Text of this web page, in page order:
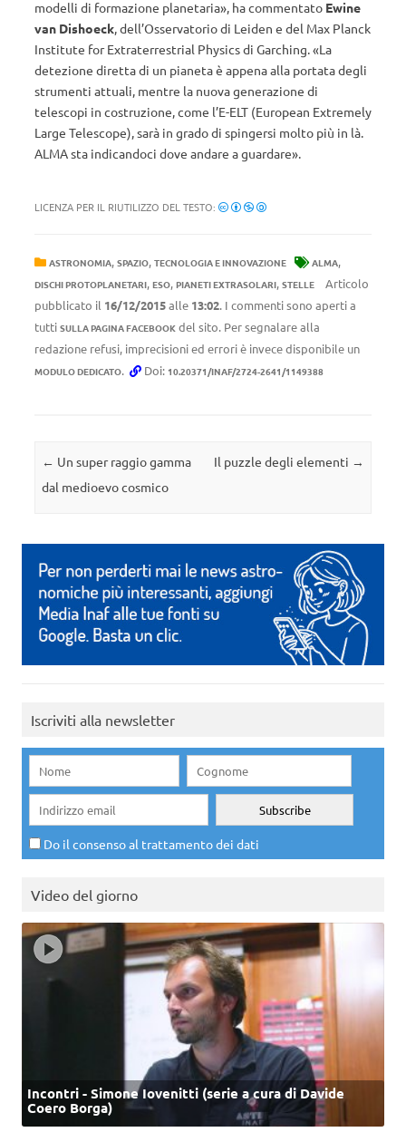
modelli di formazione planetaria», ha commentato Ewine
van Dishoeck, dell’Osservatorio di Leiden e del Max Planck
Institute for Extraterrestrial Physics di Garching. «La
detezione diretta di un pianeta è appena alla portata degli
strumenti attuali, mentre la nuova generazione di
telescopi in costruzione, come l’E-ELT (European Extremely
Large Telescope), sarà in grado di spingersi molto più in là.
ALMA sta indicandoci dove andare a guardare».
LICENZA PER IL RIUTILIZZO DEL TESTO:
ASTRONOMIA, SPAZIO, TECNOLOGIA E INNOVAZIONE ALMA,
DISCHI PROTOPLANETARI, ESO, PIANETI EXTRASOLARI, STELLE
Articolo
pubblicato il 16/12/2015alle 13:02. I commenti sono aperti a
tutti SULLA PAGINA FACEBOOK del sito. Per segnalare alla
redazione refusi, imprecisioni ed errori è invece disponibile un
MODULO DEDICATO. Doi: 10.20371/INAF/2724-2641/1149388
Navigazione articolo
← Un super raggio gamma
dal medioevo cosmico
Il puzzle degli elementi →
Iscriviti alla newsletter
Do il consenso al trattamento dei dati
Video del giorno
Incontri - Simone Iovenitti (serie a cura di Davide
Coero Borga)